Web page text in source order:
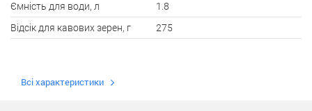
Ємність для води, л
1.8
Відсік для кавових зерен, г
275
Всі характеристики